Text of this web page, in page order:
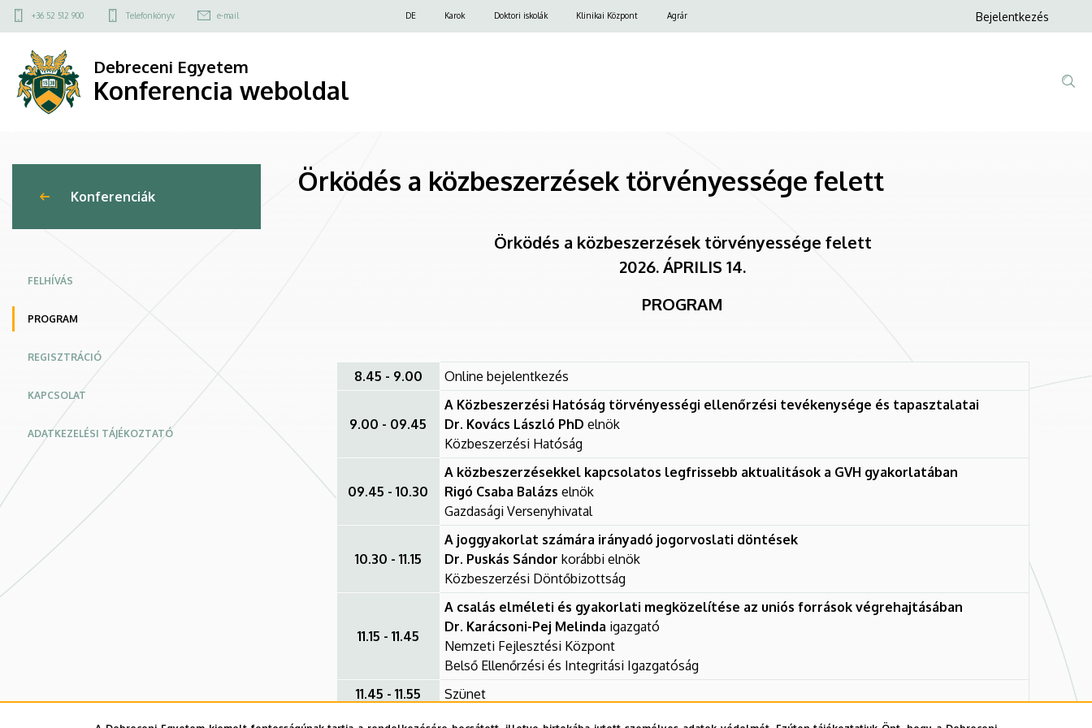
Örködés
közbeszerzések
törvényessége
Ugrás
a
tartalomra
Felső
menü
+36 52 512 900 Telefonkönyv e-mail
Felső
DE Karok Doktori iskolák Klinikai Központ Agrár
Anonim
Bejelentkezés
Debreceni Egyetem
Konferencia weboldal
Konferenciák
FELHÍVÁS
PROGRAM
REGISZTRÁCIÓ
KAPCSOLAT
ADATKEZELÉSI TÁJÉKOZTATÓ
Örködés a közbeszerzések törvényessége felett
Örködés a közbeszerzések törvényessége felett
2026. ÁPRILIS 14.
PROGRAM
8.45 - 9.00 Online bejelentkezés
9.00 - 09.45
A Közbeszerzési Hatóság törvényességi ellenőrzési tevékenysége és tapasztalatai
Dr. Kovács László PhD elnök
Közbeszerzési Hatóság
09.45 - 10.30
A közbeszerzésekkel kapcsolatos legfrissebb aktualitások a GVH gyakorlatában
Rigó Csaba Balázs elnök
Gazdasági Versenyhivatal
10.30 - 11.15
A joggyakorlat számára irányadó jogorvoslati döntések
Dr. Puskás Sándor korábbi elnök
Közbeszerzési Döntőbizottság
11.15 - 11.45
A csalás elméleti és gyakorlati megközelítése az uniós források végrehajtásában
Dr. Karácsoni-Pej Melinda igazgató
Nemzeti Fejlesztési Központ
Belső Ellenőrzési és Integritási Igazgatóság
11.45 - 11.55
Szünet
Jogorvoslati aktualitások